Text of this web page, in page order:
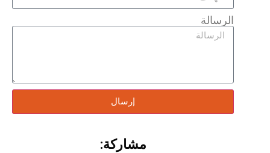
الرسالة
إرسال
مشاركة: